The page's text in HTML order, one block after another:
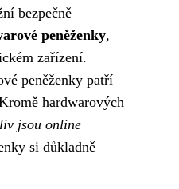
bezpečně
peněženky,
zařízení.
peněženky patří
hardwarových
jsou online
si důkladně